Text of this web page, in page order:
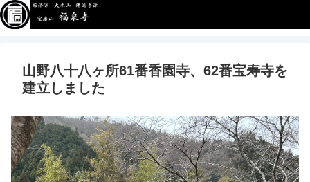
山野八十八ヶ所61番香園寺、62番宝寿寺を
建立しました